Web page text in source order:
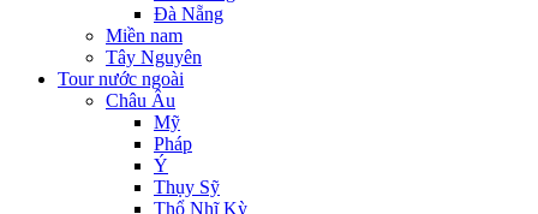
Đà Nẵng
Miền nam
Tây Nguyên
Tour nước ngoài
Châu Âu
Mỹ
Pháp
Ý
Thụy Sỹ
Thổ Nhĩ Kỳ